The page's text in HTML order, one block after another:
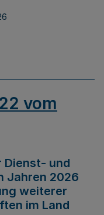
vom
Dienst- und
Jahren 2026
weiterer
im Land